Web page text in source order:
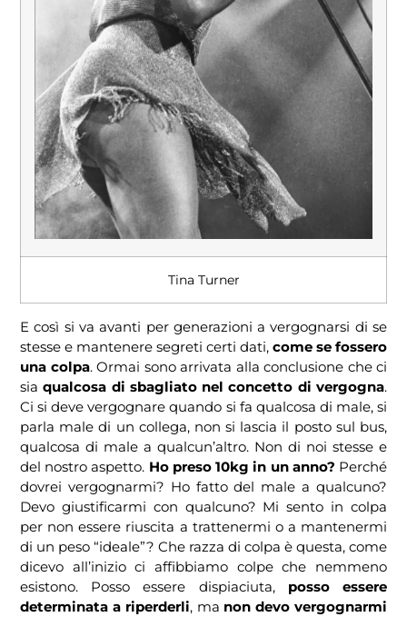
Tina Turner
E così si va avanti per generazioni a vergognarsi di se
stesse e mantenere segreti certi dati, come se fossero
una colpa. Ormai sono arrivata alla conclusione che ci
siaqualcosa di sbagliato nel concetto di vergogna.
Ci si deve vergognare quando si fa qualcosa di male, si
parla male di un collega, non si lascia il posto sul bus,
qualcosa di male a qualcun’altro. Non di noi stesse e
del nostro aspetto. Ho preso 10kg in un anno? Perché
dovrei vergognarmi? Ho fatto del male a qualcuno?
Devo giustificarmi con qualcuno? Mi sento in colpa
per non essere riuscita a trattenermi o a mantenermi
di un peso “ideale”? Che razza di colpa è questa, come
dicevo all’inizio ci affibbiamo colpe che nemmeno
esistono. Posso essere dispiaciuta, posso essere
determinata a riperderli, ma non devo vergognarmi